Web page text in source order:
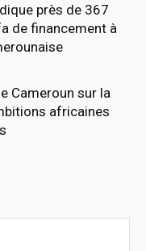
près de 367
de financement à
Cameroun sur la
africaines